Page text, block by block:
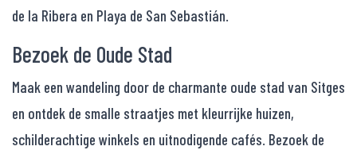
de la Ribera en Playa de San Sebastián.
Bezoek de Oude Stad
Maak een wandeling door de charmante oude stad van Sitges
en ontdek de smalle straatjes met kleurrijke huizen,
schilderachtige winkels en uitnodigende cafés. Bezoek de